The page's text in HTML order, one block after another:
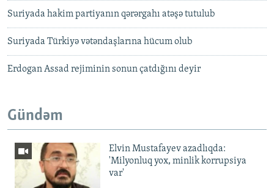
Suriyada hakim partiyanın qərərgahı atəşə tutulub
Suriyada Türkiyə vətəndaşlarına hücum olub
Erdogan Assad rejiminin sonun çatdığını deyir
Gündəm
Elvin Mustafayev azadlıqda:
'Milyonluq yox, minlik korrupsiya
var'